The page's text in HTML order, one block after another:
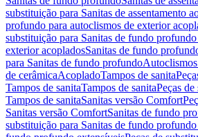
substituição para Sanitas de assentamento
profundo para autoclismos de exterior
substituição para Sanitas de fundo
exterior acopladosSanitas de fundo
para Sanitas de fundo profundo
de cerâmicaAcopladoTampos de sanita
Tampos de sanitaTampos de sanitaPeças
Tampos de sanitaSanitas versão Comfort
Sanitas versão ComfortSanitas de fundo
substituição para Sanitas de fundo profundo